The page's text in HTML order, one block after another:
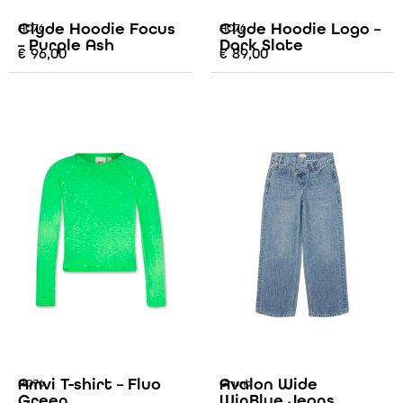
AO76
Clyde Hoodie Focus
– Purple Ash
€ 96,00
AO76
Clyde Hoodie Logo –
Dark Slate
€89,00
AO76
Amvi T-shirt – Fluo
Grunt
Avalon Wide